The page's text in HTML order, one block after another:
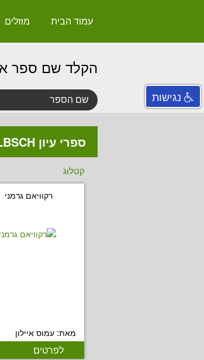
עמוד הבית מוזלים
הקלד שם ספר
ספרי עיון LBSCH
קטלוג
רקוויאם גרמני
מאת: עמוס איילון
לפרטים
נגישות